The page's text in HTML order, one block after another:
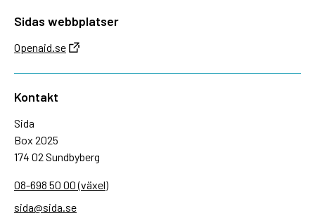
Sidas webbplatser
Openaid.se
Kontakt
Sida
Box 2025
174 02 Sundbyberg
08-698 50 00 (växel)
sida@sida.se